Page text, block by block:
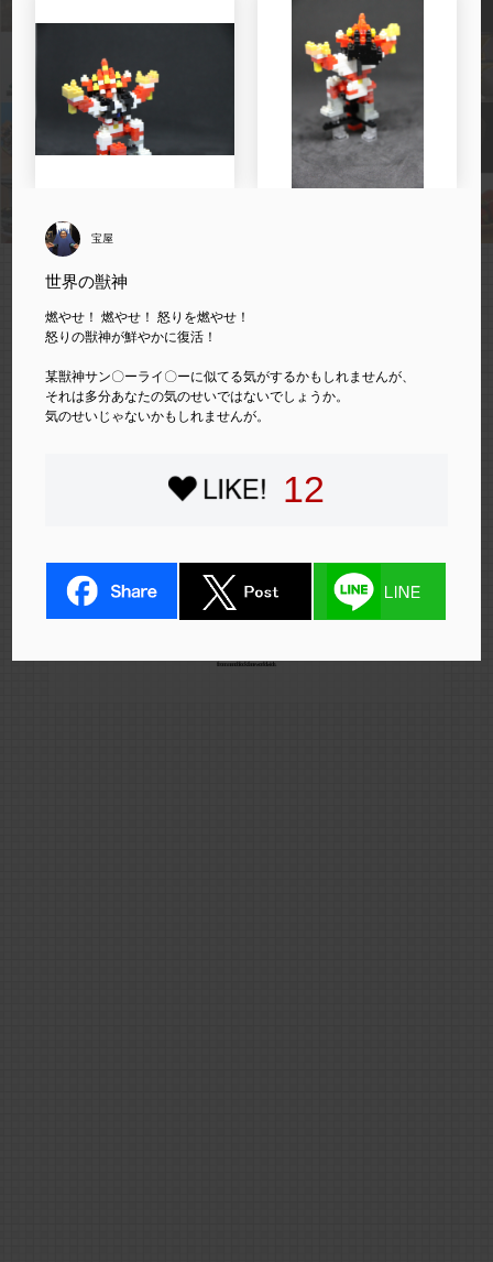
from nanoblock fans worldwide.
宝屋
世界の獣神
燃やせ！ 燃やせ！ 怒りを燃やせ！
怒りの獣神が鮮やかに復活！
某獣神サン〇ーライ〇ーに似てる気がするかもしれませんが、
それは多分あなたの気のせいではないでしょうか。
気のせいじゃないかもしれませんが。
12